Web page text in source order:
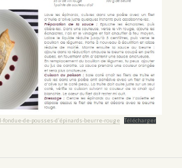
de-pousses-d’épinards-beurre-rouge Télécharger